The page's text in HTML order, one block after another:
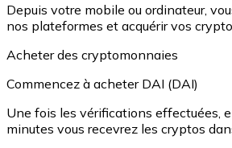
Depuis votre mobile ou ordinateur,
nos plateformes et acquérir vos
Acheter des cryptomonnaies
Commencez à acheter DAI (DAI)
Une fois les vérifications effectuées,
minutes vous recevrez les cryptos